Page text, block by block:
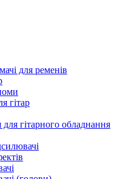
для ременів
гітар
гітарного обладнання